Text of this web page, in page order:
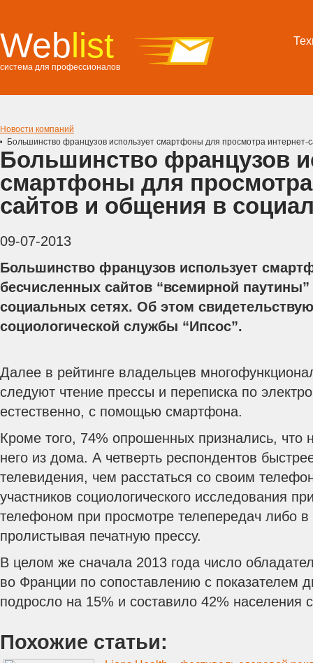
Weblist
система для профессионалов
Новости компаний
Большинство французов использует смартфоны для просмотра интернет-
Большинство французов
смартфоны для просмотра
сайтов и общения в
09-07-2013
Большинство французов использует
бесчисленных сайтов “всемирной
социальных сетях. Об этом
социологической службы “Ипсос”.
Далее в рейтинге владельцев
следуют чтение прессы и переписка по
естественно, с помощью смартфона.
Кроме того, 74% опрошенных признались, что
него из дома. А четверть респондентов
телевидения, чем расстаться со своим
участников социологического исследования
телефоном при просмотре телепередач либо в
пролистывая печатную прессу.
В целом же сначала 2013 года число
во Франции по сопоставлению с показателем
подросло на 15% и составило 42% населения
Похожие статьи: